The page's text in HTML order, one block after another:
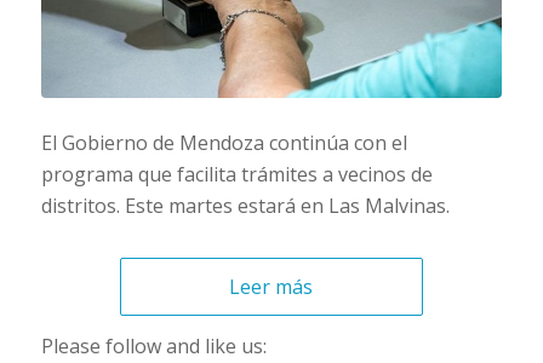
El Gobierno de Mendoza continúa con el
programa que facilita trámites a vecinos de
distritos. Este martes estará en Las Malvinas.
Leer más
Please follow and like us: